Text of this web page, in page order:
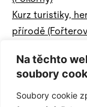
Na těchto
soubory
Soubory cookie
Kurz turistiky,
přírodě
(Fořterová)
Basic skiing
Kurz lyžování